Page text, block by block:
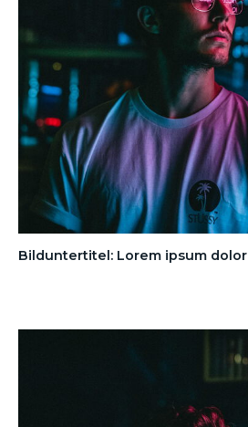
Bilduntertitel: Lorem ipsum dolor